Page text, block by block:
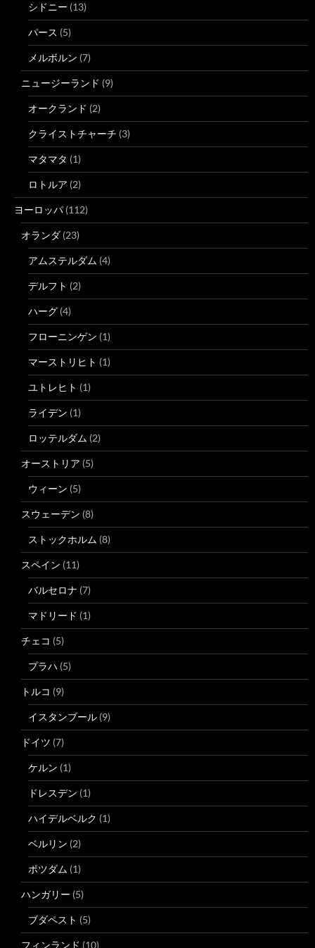
シドニー (13)
パース (5)
メルボルン (7)
ニュージーランド (9)
オークランド (2)
クライストチャーチ (3)
マタマタ (1)
ロトルア (2)
ヨーロッパ (112)
オランダ (23)
アムステルダム (4)
デルフト (2)
ハーグ (4)
フローニンゲン (1)
マーストリヒト (1)
ユトレヒト (1)
ライデン (1)
ロッテルダム (2)
オーストリア (5)
ウィーン (5)
スウェーデン (8)
ストックホルム (8)
スペイン (11)
バルセロナ (7)
マドリード (1)
チェコ (5)
プラハ (5)
トルコ (9)
イスタンブール (9)
ドイツ (7)
ケルン (1)
ドレスデン (1)
ハイデルベルク (1)
ベルリン (2)
ポツダム (1)
ハンガリー (5)
ブダペスト (5)
フィンランド (10)